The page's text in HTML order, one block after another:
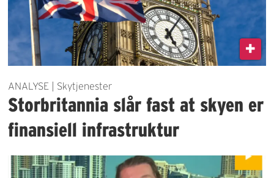
ANALYSE | Skytjenester
Storbritannia slår fast at skyen er
finansiell infrastruktur